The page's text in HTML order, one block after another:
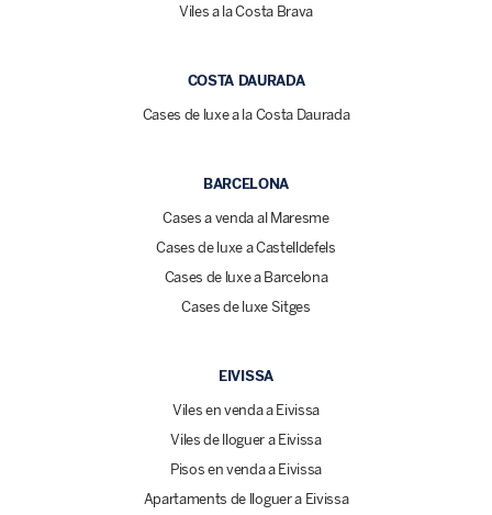
Viles a la Costa Brava
COSTA DAURADA
Cases de luxe a la Costa Daurada
BARCELONA
Cases a venda al Maresme
Cases de luxe a Castelldefels
Cases de luxe a Barcelona
Cases de luxe Sitges
EIVISSA
Viles en venda a Eivissa
Viles de lloguer a Eivissa
Pisos en venda a Eivissa
Apartaments de lloguer a Eivissa